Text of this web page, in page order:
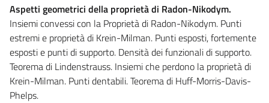
Aspetti geometrici della proprietà di Radon-Nikodym.
Insiemi convessi con la Proprietà di Radon-Nikodym. Punti
estremi e proprietà di Krein-Milman. Punti esposti, fortemente
esposti e punti di supporto. Densità dei funzionali di supporto.
Teorema di Lindenstrauss. Insiemi che perdono la proprietà di
Krein-Milman. Punti dentabili. Teorema di Huff-Morris-Davis-
Phelps.